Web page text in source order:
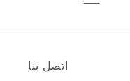
اتصل بنا